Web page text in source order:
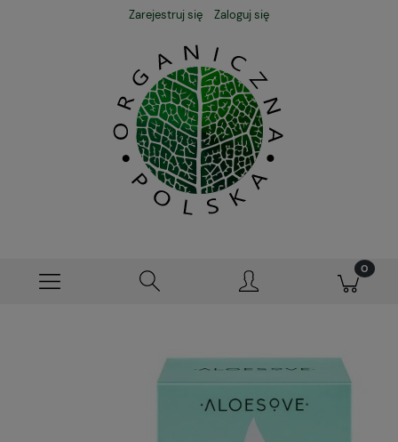
Zarejestruj się Zaloguj się